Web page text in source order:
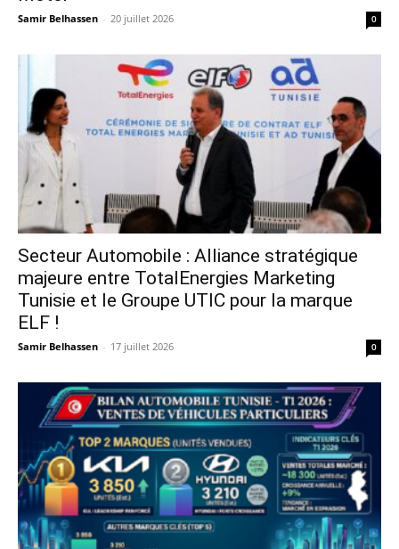
Samir Belhassen - 20 juillet 2026 0
Secteur Automobile : Alliance stratégique
majeure entre TotalEnergies Marketing
Tunisie et le Groupe UTIC pour la marque
ELF !
Samir Belhassen - 17 juillet 2026 0